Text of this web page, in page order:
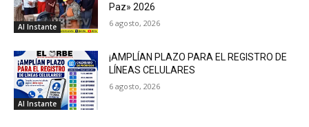
Al Instante
Paz» 2026
6 agosto, 2026
Al Instante
¡AMPLÍAN PLAZO PARA EL REGISTRO DE
LÍNEAS CELULARES
6 agosto, 2026